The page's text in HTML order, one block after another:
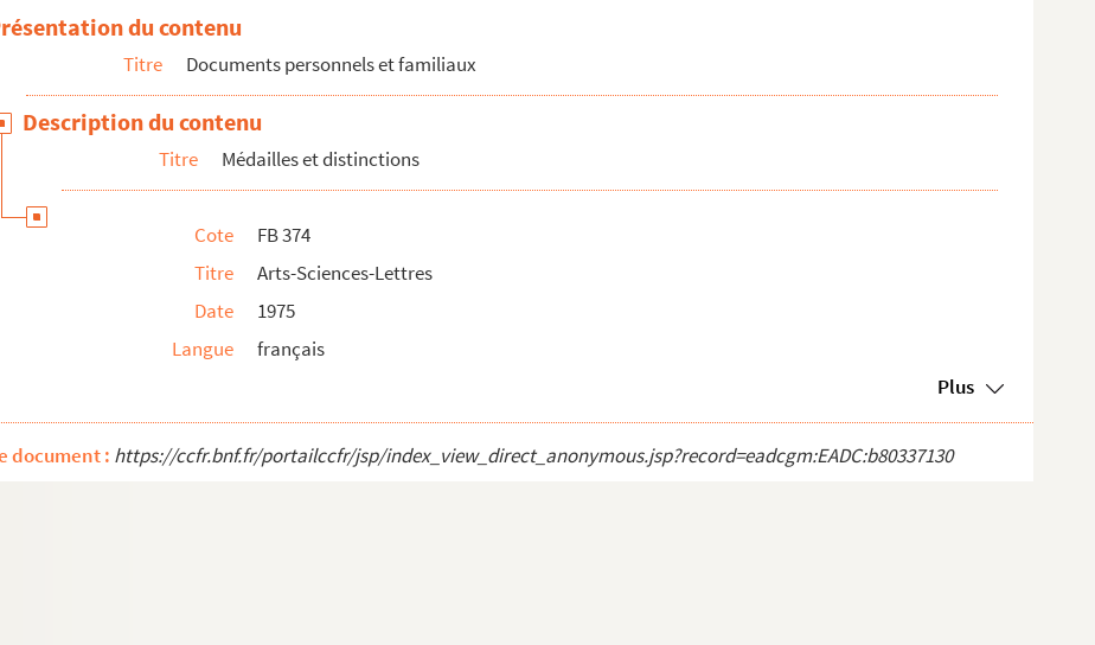
presse
permanent
du contenu
Titre Documents personnels et familiaux
Description du contenu
Titre Médailles et distinctions
Cote
FB 374
Titre
Arts-Sciences-Lettres
Date
1975
Langue
français
Plus
document : https://ccfr.bnf.fr/portailccfr/jsp/index_view_direct_anonymous.jsp?record=eadcgm:EADC:b80337130